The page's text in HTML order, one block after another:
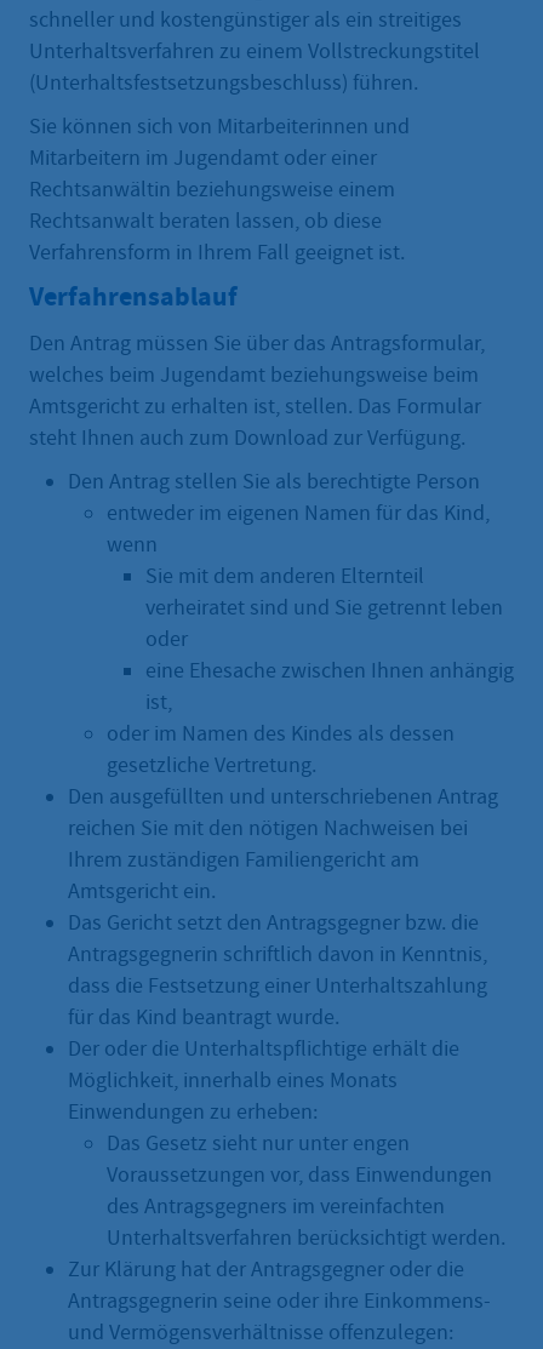
schneller und kostengünstiger als ein streitiges
Unterhaltsverfahren zu einem Vollstreckungstitel
(Unterhaltsfestsetzungsbeschluss) führen.
Sie können sich von Mitarbeiterinnen und
Mitarbeitern im Jugendamt oder einer
Rechtsanwältin beziehungsweise einem
Rechtsanwalt beraten lassen, ob diese
Verfahrensform in Ihrem Fall geeignet ist.
Verfahrensablauf
Den Antrag müssen Sie über das Antragsformular,
welches beim Jugendamt beziehungsweise beim
Amtsgericht zu erhalten ist, stellen. Das Formular
steht Ihnen auch zum Download zur Verfügung.
Den Antrag stellen Sie als berechtigte Person
entweder im eigenen Namen für das Kind,
wenn
Sie mit dem anderen Elternteil
verheiratet sind und Sie getrennt leben
oder
eine Ehesache zwischen Ihnen anhängig
ist,
oder im Namen des Kindes als dessen
gesetzliche Vertretung.
Den ausgefüllten und unterschriebenen Antrag
reichen Sie mit den nötigen Nachweisen bei
Ihrem zuständigen Familiengericht am
Amtsgericht ein.
Das Gericht setzt den Antragsgegner bzw. die
Antragsgegnerin schriftlich davon in Kenntnis,
dass die Festsetzung einer Unterhaltszahlung
für das Kind beantragt wurde.
Der oder die Unterhaltspflichtige erhält die
Möglichkeit, innerhalb eines Monats
Einwendungen zu erheben:
Das Gesetz sieht nur unter engen
Voraussetzungen vor, dass Einwendungen
des Antragsgegners im vereinfachten
Unterhaltsverfahren berücksichtigt werden.
Zur Klärung hat der Antragsgegner oder die
Antragsgegnerin seine oder ihre Einkommens-
und Vermögensverhältnisse offenzulegen: